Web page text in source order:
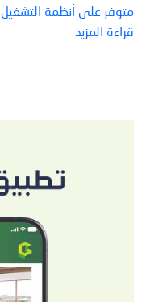
متوفر على أنظمة التشغيل ios و Android , يتيح…
قراءة المزيد